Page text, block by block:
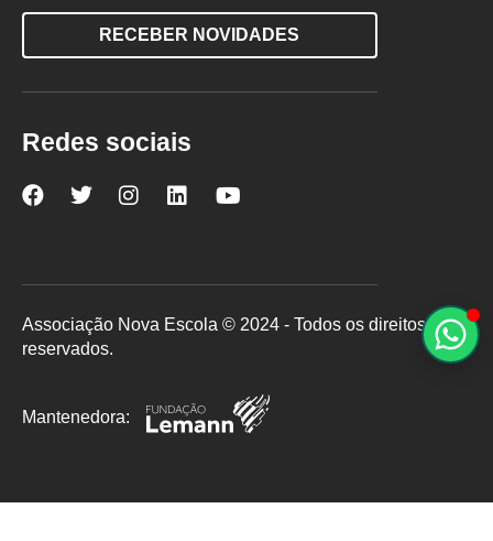
RECEBER NOVIDADES
Redes sociais
Nova
Facebook
Nova
Twitter
Nova
Instagram
Nova
LinkedInYouTube
Associação Nova Escola © 2024 - Todos os direitos
reservados.
Mantenedora: